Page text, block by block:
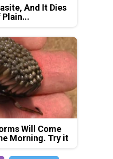
And It Dies
Plain...
Will Come
Morning. Try it